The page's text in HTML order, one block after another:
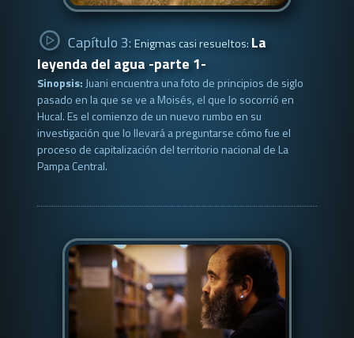
Capítulo 3: Enigmas casi resueltos: La
leyenda del agua -parte 1-
Sinopsis: Juani encuentra una foto de principios de siglo
pasado en la que se ve a Moisés, el que lo socorrió en
Hucal. Es el comienzo de un nuevo rumbo en su
investigación que lo llevará a preguntarse cómo fue el
proceso de capitalización del territorio nacional de La
Pampa Central.